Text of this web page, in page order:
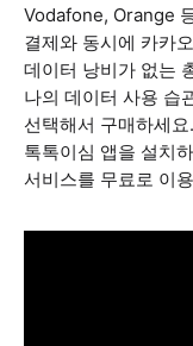
Vodafone, Orange
결제와 동시에 카카
데이터 낭비가 없는
나의 데이터 사용 습
선택해서 구매하세요.
톡톡이심 앱을 설치
서비스를 무료로 이